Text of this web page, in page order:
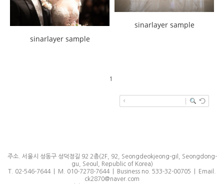
sinarlayer sample
sinarlayer sample
1
주소. 서울시 성동구 성덕정길 92 2층(2F, 92, Seongdeokjeong-gil, Seongdong-
gu, Seoul, Republic of Korea)
T. 02-546-7644 | M. 010-7278-7644 | Business no. 533-32-00705 | Email.
ck2870@naver.com